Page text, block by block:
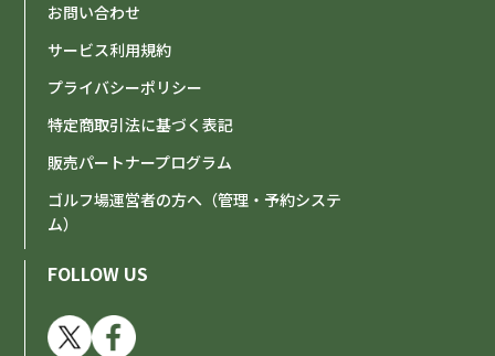
お問い合わせ
サービス利用規約
プライバシーポリシー
特定商取引法に基づく表記
販売パートナープログラム
ゴルフ場運営者の方へ（管理・予約システ
ム）
FOLLOW US